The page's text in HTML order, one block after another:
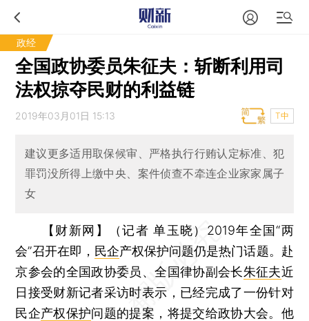
政经
全国政协委员朱征夫：斩断利用司
法权掠夺民财的利益链
2019年03月01日 15:13 T中
建议更多适用取保候审、严格执行行贿认定标准、犯
罪罚没所得上缴中央、案件侦查不牵连企业家家属子
女
【财新网】（记者 单玉晓） 2019年全国“两
会”召开在即， 民企产权保护问题仍是热门话题。赴
京参会的全国政协委员、全国律协副会长朱征夫近
日接受财新记者采访时表示，已经完成了一份针对
民企产权保护问题的提案，将提交给政协大会。他